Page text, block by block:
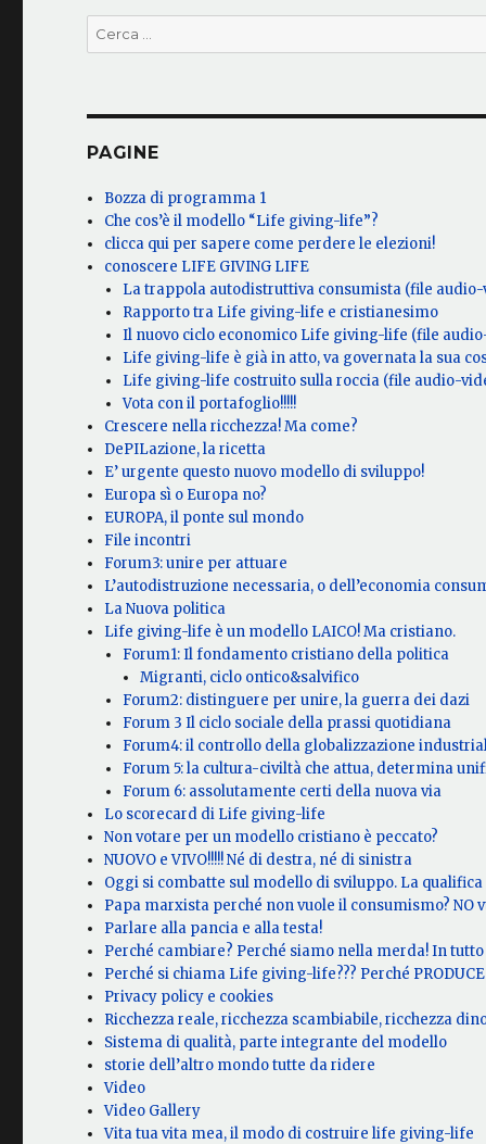
Cerca:
PAGINE
Bozza di programma 1
Che cos’è il modello “Life giving-life”?
clicca qui per sapere come perdere le elezioni!
conoscere LIFE GIVING LIFE
La trappola autodistruttiva consumista (file audio-
Rapporto tra Life giving-life e cristianesimo
Il nuovo ciclo economico Life giving-life (file
Life giving-life è già in atto, va governata la sua
Life giving-life costruito sulla roccia (file audio-
Vota con il portafoglio!!!!!
Crescere nella ricchezza! Ma come?
DePILazione, la ricetta
E’ urgente questo nuovo modello di sviluppo!
Europa sì o Europa no?
EUROPA, il ponte sul mondo
File incontri
Forum3: unire per attuare
L’autodistruzione necessaria, o dell’economia
La Nuova politica
Life giving-life è un modello LAICO! Ma cristiano.
Forum1: Il fondamento cristiano della politica
Migranti, ciclo ontico&salvifico
Forum2: distinguere per unire, la guerra dei dazi
Forum 3 Il ciclo sociale della prassi quotidiana
Forum4: il controllo della globalizzazione
Forum 5: la cultura-civiltà che attua, determina
Forum 6: assolutamente certi della nuova via
Lo scorecard di Life giving-life
Non votare per un modello cristiano è peccato?
NUOVO e VIVO!!!!! Né di destra, né di sinistra
Oggi si combatte sul modello di sviluppo. La
Papa marxista perché non vuole il consumismo? NO
Parlare alla pancia e alla testa!
Perché cambiare? Perché siamo nella merda! In
Perché si chiama Life giving-life??? Perché
Privacy policy e cookies
Ricchezza reale, ricchezza scambiabile, ricchezza
Sistema di qualità, parte integrante del modello
storie dell’altro mondo tutte da ridere
Video
Video Gallery
Vita tua vita mea, il modo di costruire life giving-life